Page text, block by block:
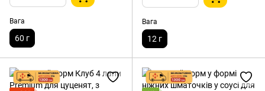
Вага
60 г
Вага
12 г